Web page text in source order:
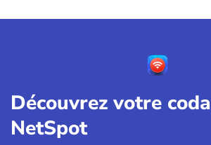
Découvrez votre
NetSpot